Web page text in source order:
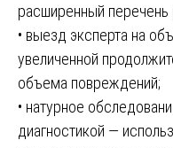
расширенный перечень
• выезд эксперта на
увеличенной
объема повреждений;
• натурное
диагностикой —